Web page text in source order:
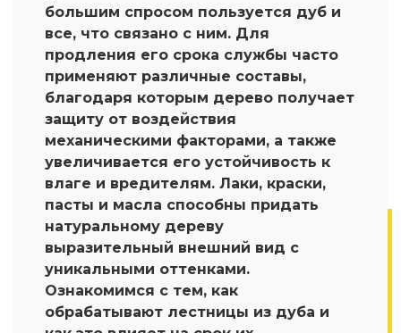
большим спросом пользуется дуб и
все, что связано с ним. Для
продления его срока службы часто
применяют различные составы,
благодаря которым дерево получает
защиту от воздействия
механическими факторами, а также
увеличивается его устойчивость к
влаге и вредителям. Лаки, краски,
пасты и масла способны придать
натуральному дереву
выразительный внешний вид с
уникальными оттенками.
Ознакомимся с тем, как
обрабатывают лестницы из дуба и